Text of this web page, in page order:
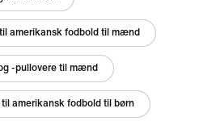
amerikansk fodbold til mænd
-pullovere til mænd
amerikansk fodbold til børn